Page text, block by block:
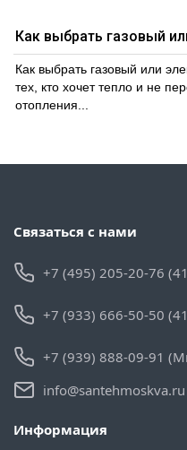
Как выбрать газовый
Как выбрать газовый или
тех, кто хочет тепло и не
отопления...
Связаться с нами
+7 (495) 205-20-76
+7 (933) 666-50-50
+7 (939) 888-09-91
info@santehmoskva.ru
Информация